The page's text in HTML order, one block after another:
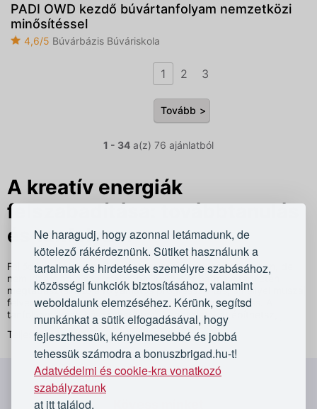
Ne haragudj, hogy azonnal letámadunk, de
kötelező rákérdeznünk. Sütiket használunk a
tartalmak és hirdetések személyre szabásához,
közösségi funkciók biztosításához, valamint
weboldalunk elemzéséhez. Kérünk, segítsd
munkánkat a sütik elfogadásával, hogy
fejleszthessük, kényelmesebbé és jobbá
tehessük számodra a bonuszbrigad.hu-t!
Adatvédelmi és cookie-kra vonatkozó
szabályzatunk
at itt találod.
PADI OWD kezdő búvártanfolyam nemzetközi
minősítéssel
4,6/5 Búvárbázis Búváriskola
1 2 3
Tovább
1 - 34 a(z) 76 ajánlatból
A kreatív energiák
felszabadítása: továbbtanulás
és tanfolyam
Fejlődésre és továbbképzésre mindenkinek szüksége van, de
nem kizárólag a szakmáján belül. Az élet bármely területén
megtapasztalható a folyamatos progresszivitás, amellyel muszáj
felvenni a versenyt ahhoz, hogy naprakész maradhass. A
tanfolyamoknak köszönhetően új kapcsolatokat építhetsz,
kreativitásodat szabadjára engedheted, és megújulhatsz. Állj
meg egy pillanatra, és töltődj fel egy új képzéssel!
Készítsd el a hétköznapok legszebb
sminkjét!
Teljes leírás
`